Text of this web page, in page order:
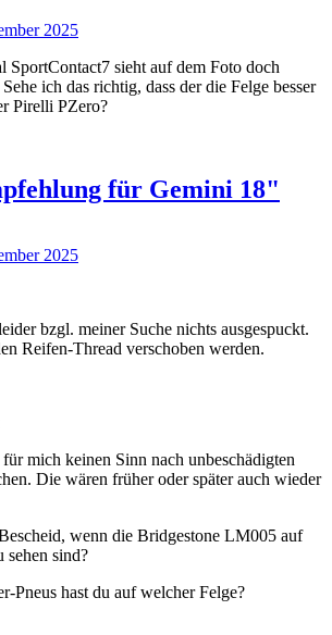
2025
SportContact7 sieht auf dem Foto doch
ich das richtig, dass der die Felge besser
Pirelli PZero?
für Gemini 18"
2025
bzgl. meiner Suche nichts ausgespuckt.
Reifen-Thread verschoben werden.
mich keinen Sinn nach unbeschädigten
Die wären früher oder später auch wieder
wenn die Bridgestone LM005 auf
sehen sind?
Pneus hast du auf welcher Felge?